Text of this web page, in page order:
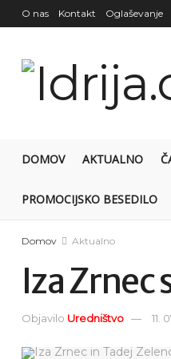
O nas Kontakt Oglaševanje
DOMOV AKTUALNO
PROMOCIJSKO BESEDILO
Domov Aktualno
Iza Zrnec
Objavilo Uredništvo 11.